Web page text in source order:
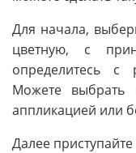
Для начала,
цветную, с
определитесь
Можете
аппликацией или
Далее